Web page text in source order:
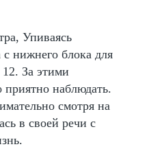
Упиваясь
нижнего блока для
За этими
приятно наблюдать.
смотря на
в своей речи с